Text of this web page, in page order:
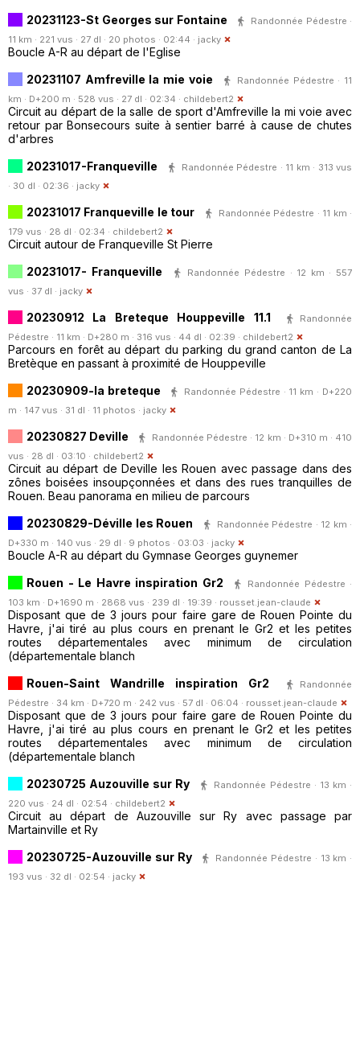
20231123-St Georges sur Fontaine
Randonnée Pédestre ·
11 km · 221 vus · 27 dl · 20 photos · 02:44 · jacky
Boucle A-R au départ de l'Eglise
20231107 Amfreville la mie voie
Randonnée Pédestre · 11
km · D+200 m · 528 vus · 27 dl · 02:34 · childebert2
Circuit au départ de la salle de sport d'Amfreville la mi voie avec
retour par Bonsecours suite à sentier barré à cause de chutes
d'arbres
20231017-Franqueville
Randonnée Pédestre · 11 km · 313 vus
· 30 dl · 02:36 · jacky
20231017 Franqueville le tour
Randonnée Pédestre · 11 km ·
179 vus · 28 dl · 02:34 · childebert2
Circuit autour de Franqueville St Pierre
20231017- Franqueville
Randonnée Pédestre · 12 km · 557
vus · 37 dl · jacky
20230912 La Breteque Houppeville 11.1
Randonnée
Pédestre · 11 km · D+280 m · 316 vus · 44 dl · 02:39 · childebert2
Parcours en forêt au départ du parking du grand canton de La
Bretèque en passant à proximité de Houppeville
20230909-la breteque
Randonnée Pédestre · 11 km · D+220
m · 147 vus · 31 dl · 11 photos · jacky
20230827 Deville
Randonnée Pédestre · 12 km · D+310 m · 410
vus · 28 dl · 03:10 · childebert2
Circuit au départ de Deville les Rouen avec passage dans des
zônes boisées insoupçonnées et dans des rues tranquilles de
Rouen. Beau panorama en milieu de parcours
20230829-Déville les Rouen
Randonnée Pédestre · 12 km ·
D+330 m · 140 vus · 29 dl · 9 photos · 03:03 · jacky
Boucle A-R au départ du Gymnase Georges guynemer
Rouen - Le Havre inspiration Gr2
Randonnée Pédestre ·
103 km · D+1690 m · 2868 vus · 239 dl · 19:39 · rousset.jean-claude
Disposant que de 3 jours pour faire gare de Rouen Pointe du
Havre, j'ai tiré au plus cours en prenant le Gr2 et les petites
routes départementales avec minimum de circulation
(départementale blanch
Rouen-Saint Wandrille inspiration Gr2
Randonnée
Pédestre · 34 km · D+720 m · 242 vus · 57 dl · 06:04 · rousset.jean-claude
Disposant que de 3 jours pour faire gare de Rouen Pointe du
Havre, j'ai tiré au plus cours en prenant le Gr2 et les petites
routes départementales avec minimum de circulation
(départementale blanch
20230725 Auzouville sur Ry
Randonnée Pédestre · 13 km ·
220 vus · 24 dl · 02:54 · childebert2
Circuit au départ de Auzouville sur Ry avec passage par
Martainville et Ry
20230725-Auzouville sur Ry
Randonnée Pédestre · 13 km ·
193 vus · 32 dl · 02:54 · jacky